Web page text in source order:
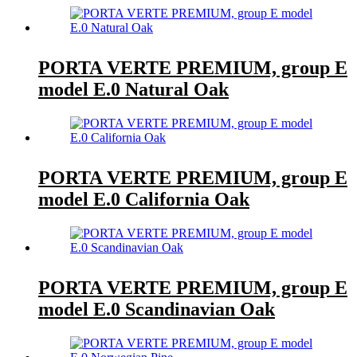
PORTA VERTE PREMIUM, group E
model E.0 Natural Oak
PORTA VERTE PREMIUM, group E
model E.0 California Oak
PORTA VERTE PREMIUM, group E
model E.0 Scandinavian Oak